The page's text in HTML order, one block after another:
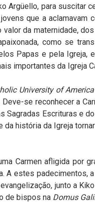
Argüello, para
que a aclamavam
da maternidade,
como se
Papas e pela
importantes da Igreja
University of America
se reconhecer a
Escrituras e
história da Igreja
Carmen afligida por
estes padecimentos,
junto a
de bispos na Domus